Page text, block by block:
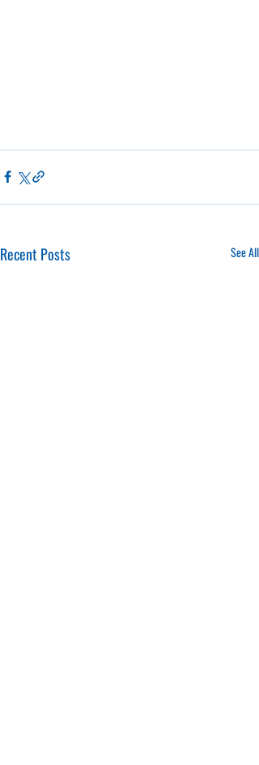
Recent Posts See All